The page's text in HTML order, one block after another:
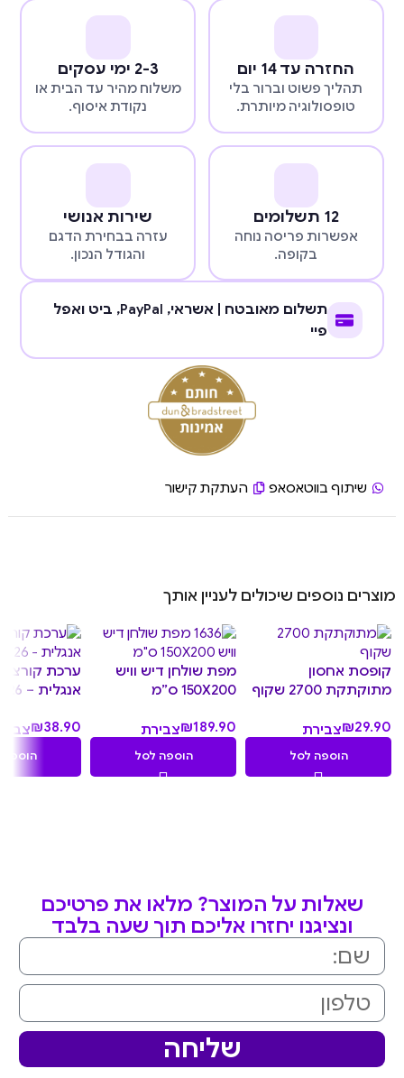
החזרה עד 14 יום
תהליך פשוט וברור בלי
טופסולוגיה מיותרת.
2-3 ימי עסקים
משלוח מהיר עד הבית או
נקודת איסוף.
12 תשלומים
אפשרות פריסה נוחה
בקופה.
שירות אנושי
עזרה בבחירת הדגם
והגודל הנכון.
תשלום מאובטח | אשראי, PayPal, ביט ואפל
פיי
שיתוף בווטאסאפ העתקת קישור
מוצרים נוספים שיכולים לעניין אותך
קופסת אחסון
מתוקתקת 2700 שקוף
₪29.90
צבירת
הוספה לסל
מפת שולחן דיש וויש
150X200 ס”מ
₪189.90
צבירת
18.99
הוספה לסל
ערכת
אנגלית – 26 חלקים
₪38.90
הוספה
שאלות על המוצר? מלאו את פרטיכם
ונציגנו יחזרו אליכם תוך שעה בלבד
שליחה